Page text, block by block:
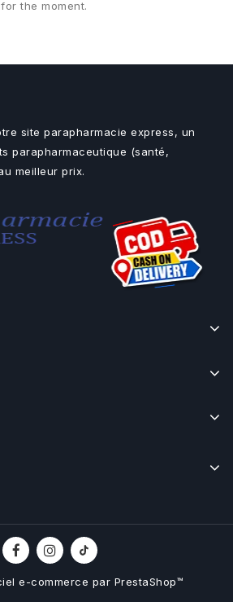
the moment.
site parapharmacie express, un
parapharmaceutique (santé,
meilleur prix.
e-commerce par PrestaShop™